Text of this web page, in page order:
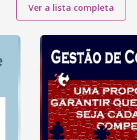
Ver a lista completa